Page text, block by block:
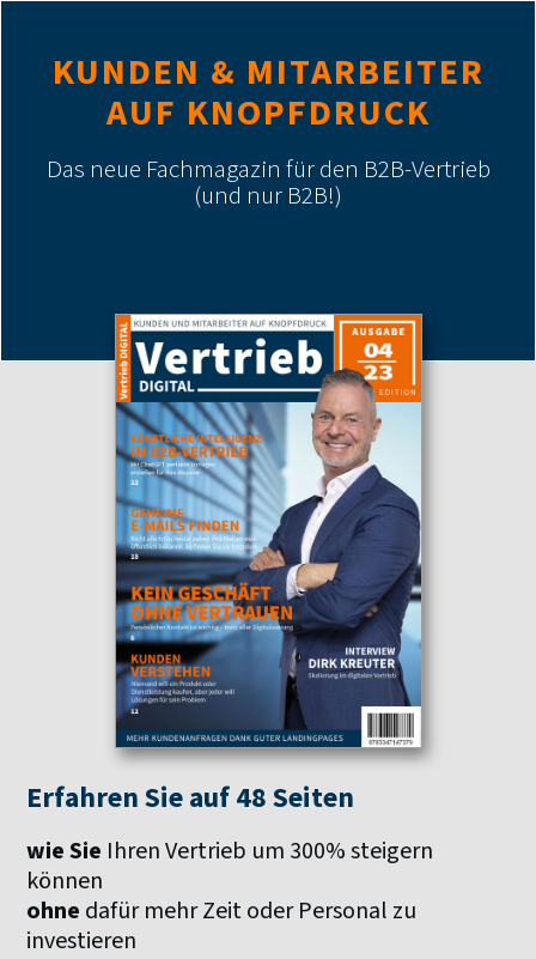
KUNDEN & MITARBEITER
AUF KNOPFDRUCK
Das neue Fachmagazin für den B2B-Vertrieb
(und nur B2B!)
Erfahren Sie auf 48 Seiten
wie Sie Ihren Vertrieb um 300% steigern
können
ohne dafür mehr Zeit oder Personal zu
investieren